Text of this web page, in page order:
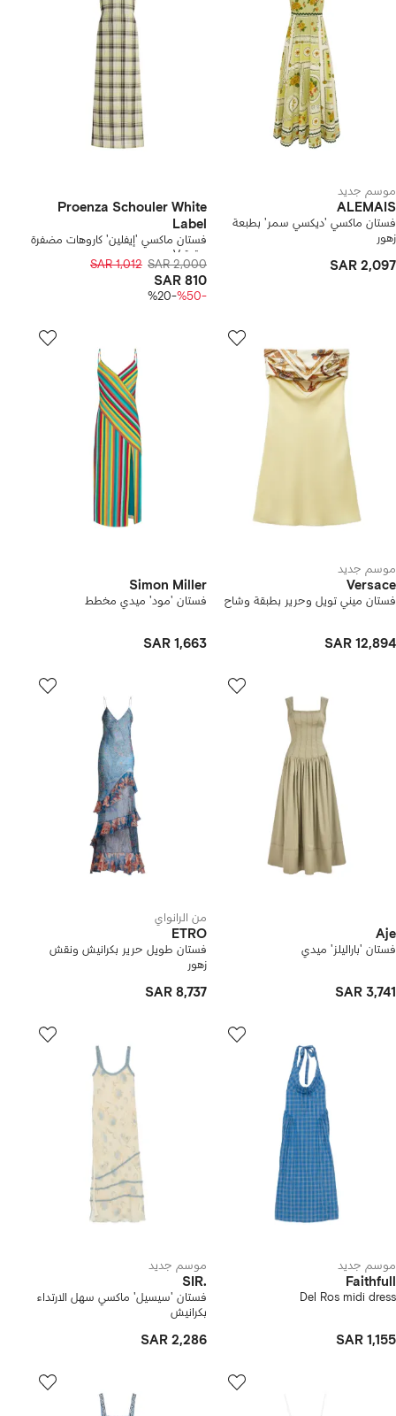
موسم جديد
ALEMAIS
فستان ماكسي 'ديكسي سمر' بطبعة
زهور
SAR 2,097
Proenza Schouler White
Label
فستان ماكسي 'إيفلين' كاروهات مضفرة
برقبة V
SAR 2,000
SAR 1,012
SAR 810
-%50
-%20
موسم جديد
Versace
فستان ميني تويل وحرير بطبقة وشاح
SAR 12,894
Simon Miller
فستان 'مود' ميدي مخطط
SAR 1,663
Aje
فستان 'باراليلز' ميدي
SAR 3,741
من الرانواي
ETRO
فستان طويل حرير بكرانيش ونقش
زهور
SAR 8,737
موسم جديد
Faithfull
Del Ros midi dress
SAR 1,155
موسم جديد
SIR.
فستان 'سيسيل' ماكسي سهل الارتداء
بكرانيش
SAR 2,286